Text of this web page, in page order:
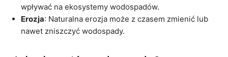
wpływać na ekosystemy wodospadów.
Erozja: Naturalna erozja może z czasem zmienić lub
nawet zniszczyć wodospady.